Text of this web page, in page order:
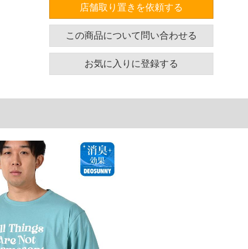
店舗取り置きを依頼する
この商品について問い合わせる
お気に入りに登録する